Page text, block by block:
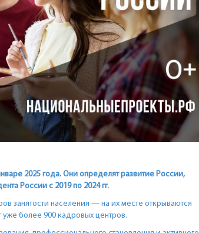
2025 года. Они определят развитие России,
России с 2019 по 2024 гг.
занятости населения — на их месте открываются
более 900 кадровых центров.